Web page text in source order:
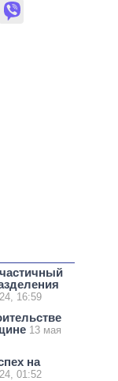
16:59
13 мая
на
01:52